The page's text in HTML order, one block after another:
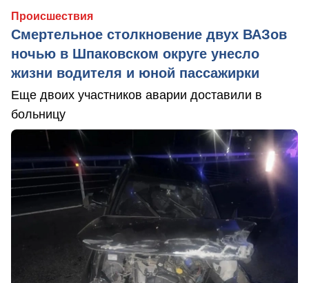
Происшествия
Смертельное столкновение двух ВАЗов
ночью в Шпаковском округе унесло
жизни водителя и юной пассажирки
Еще двоих участников аварии доставили в
больницу